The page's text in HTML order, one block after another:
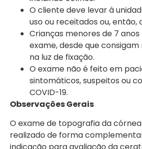
O cliente deve levar à
uso ou receitados ou,
Crianças menores de 7
exame, desde que
na luz de fixação.
O exame não é feito em
sintomáticos, suspeitos ou
COVID-19.
Observações Gerais
O exame de topografia da
realizado de forma
indicação para avaliação da